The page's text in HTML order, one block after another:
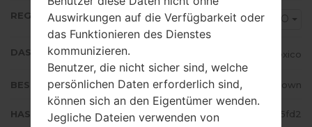
REGION MAO
DAS LAND Mexico
BESCHREIBUNG Unknown
HASH 5379371c7de3fa48c32a6b65bed55fd2
Auswirkungen auf die Verfügbarkeit oder
das Funktionieren des Dienstes
kommunizieren.
Benutzer, die nicht sicher sind, welche
persönlichen Daten erforderlich sind,
können sich an den Eigentümer wenden.
Jegliche Dateien verwenden von